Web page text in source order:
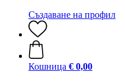
Създаване на профил
Кошница € 0,00